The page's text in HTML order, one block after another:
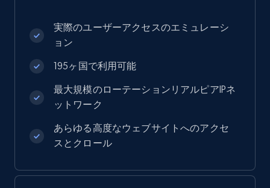
実際のユーザーアクセスのエミュレーシ
ョン
195ヶ国で利用可能
最大規模のローテーションリアルピアIPネ
ットワーク
あらゆる高度なウェブサイトへのアクセ
スとクロール